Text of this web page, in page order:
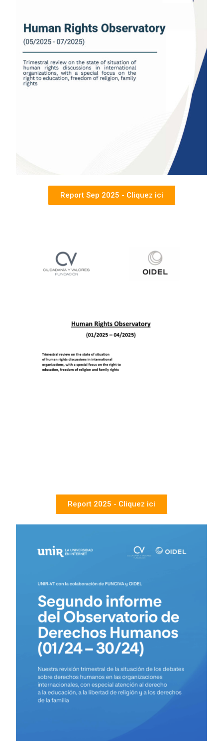
Report Sep 2025 - Cliquez ici
Report 2025 - Cliquez ici